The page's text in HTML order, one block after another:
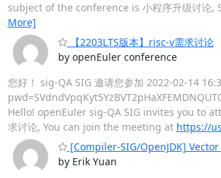
subject of the conference is 小程序升级讨论
More]
【2203LTS版本】risc-v需求讨论
by openEuler conference
您好！ sig-QA SIG 邀请您参加 2022-02-14
Hello! openEuler sig-QA SIG invites you to
求讨论, You can join the meeting at https://
[Compiler-SIG/OpenJDK]
by Erik Yuan